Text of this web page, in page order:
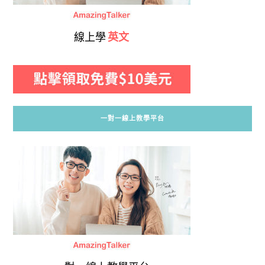
線上學 英文
一對一線上教學平台